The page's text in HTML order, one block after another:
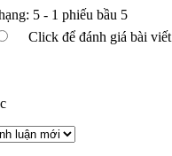
5 - 1 phiếu bầu 5
Click để đánh giá bài viết